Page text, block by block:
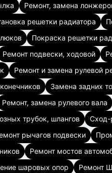
Ремонт, замена
решетки радиатора
Покраска решетки
Ремонт подвески, ходовой
Ремонт и замена рулевой
Замена задних
Ремонт, замена рулевого вала
трубок, шлангов
Сход-
рычагов подвески
Ремонт мостов
шаровых опор Ремонт